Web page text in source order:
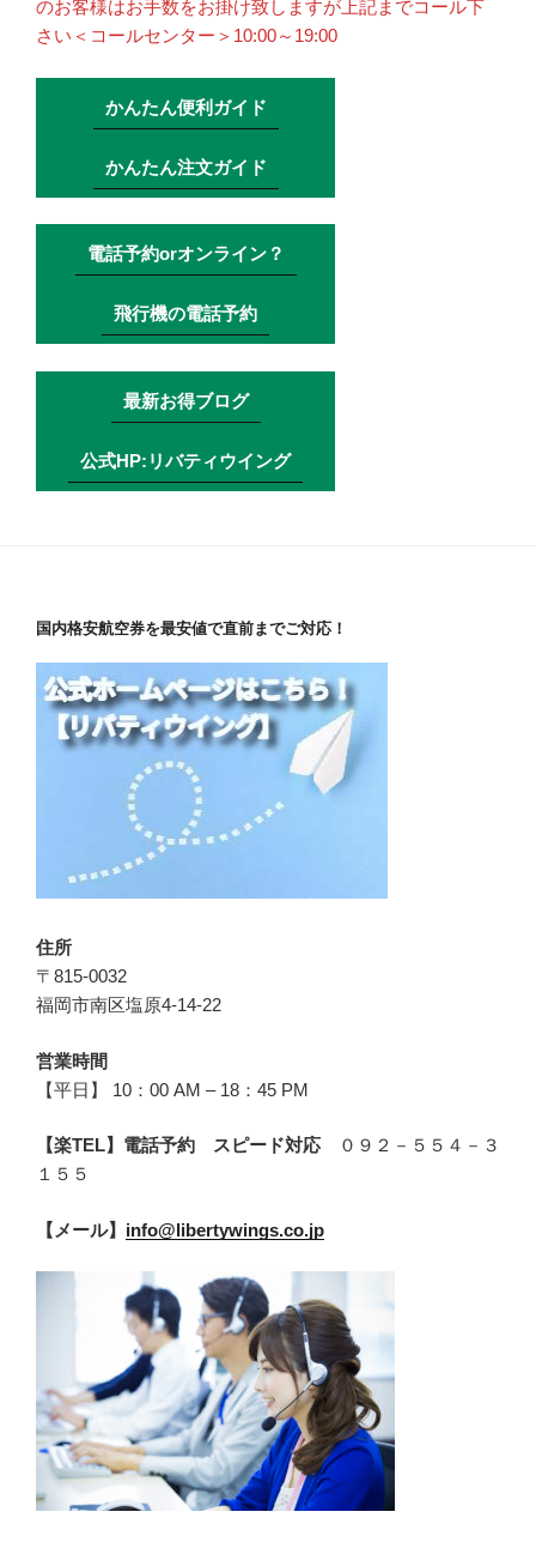
のお客様はお手数をお掛け致しますが上記までコール下
さい＜コールセンター＞10:00～19:00
かんたん便利ガイド
かんたん注文ガイド
電話予約orオンライン？
飛行機の電話予約
最新お得ブログ
公式HP:リバティウイング
国内格安航空券を最安値で直前までご対応！
住所
〒815-0032
福岡市南区塩原4-14-22
営業時間
【平日】 10：00 AM – 18：45 PM
【楽TEL】電話予約 スピード対応
０９２－５５４－３
１５５
【メール】 info@libertywings.co.jp